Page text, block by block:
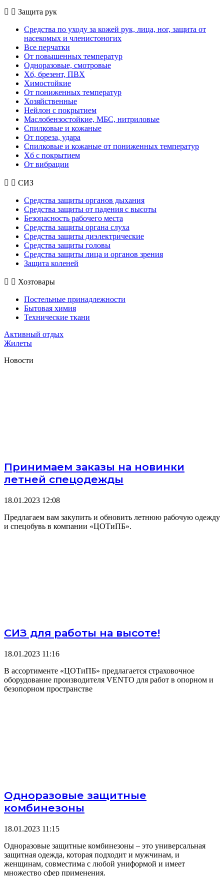
Защита рук
Средства по уходу за кожей рук, лица, ног, защита от
насекомых и членистоногих
Все перчатки
От повышенных температур
Одноразовые, смотровые
Хб, брезент, ПВХ
Химостойкие
От пониженных температур
Хозяйственные
Нейлон с покрытием
Маслобензостойкие, МБС, нитриловые
Спилковые и кожаные
От пореза, удара
Спилковые и кожаные от пониженных температур
Хб с покрытием
От вибрации
СИЗ
Средства защиты органов дыхания
Средства защиты от падения с высоты
Безопасность рабочего места
Средства защиты органа слуха
Средства защиты диэлектрические
Средства защиты головы
Средства защиты лица и органов зрения
Защита коленей
Хозтовары
Постельные принадлежности
Бытовая химия
Технические ткани
Активный отдых
Жилеты
Новости
Принимаем заказы на новинки
летней спецодежды
18.01.2023 12:08
Предлагаем вам закупить и обновить летнюю рабочую одежду
и спецобувь в компании «ЦОТиПБ».
СИЗ для работы на высоте!
18.01.2023 11:16
В ассортименте «ЦОТиПБ» предлагается страховочное
оборудование производителя VENTO для работ в опорном и
безопорном пространстве
Одноразовые защитные
комбинезоны
18.01.2023 11:15
Одноразовые защитные комбинезоны – это универсальная
защитная одежда, которая подходит и мужчинам, и
женщинам, совместима с любой униформой и имеет
множество сфер применения.